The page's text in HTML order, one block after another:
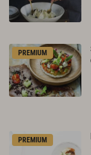
PREMIUM
PREMIUM